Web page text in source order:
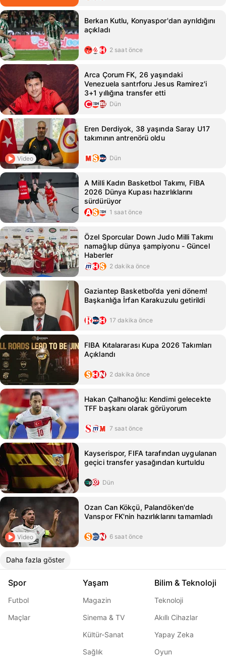
Berkan Kutlu, Konyaspor'dan ayrıldığını
açıkladı
2 saat önce
Arca Çorum FK, 26 yaşındaki
Venezuela santrforu Jesus Ramirez'i
3+1 yıllığına transfer etti
Dün
Video
Eren Derdiyok, 38 yaşında Saray U17
takımının antrenörü oldu
Dün
A Milli Kadın Basketbol Takımı, FIBA
2026 Dünya Kupası hazırlıklarını
sürdürüyor
1 saat önce
Özel Sporcular Down Judo Milli Takımı
namağlup dünya şampiyonu - Güncel
Haberler
2 dakika önce
Gaziantep Basketbol’da yeni dönem!
Başkanlığa İrfan Karakuzulu getirildi
17 dakika önce
FIBA Kıtalararası Kupa 2026 Takımları
Açıklandı
2 dakika önce
Hakan Çalhanoğlu: Kendimi gelecekte
TFF başkanı olarak görüyorum
7 saat önce
Kayserispor, FIFA tarafından uygulanan
geçici transfer yasağından kurtuldu
Dün
Video
Ozan Can Kökçü, Palandöken'de
Vanspor FK'nin hazırlıklarını tamamladı
6 saat önce
Daha fazla göster
Spor
Futbol
Maçlar
Yaşam
Magazin
Sinema & TV
Kültür-Sanat
Sağlık
Bilim & Teknoloji
Teknoloji
Akıllı Cihazlar
Yapay Zeka
Oyun